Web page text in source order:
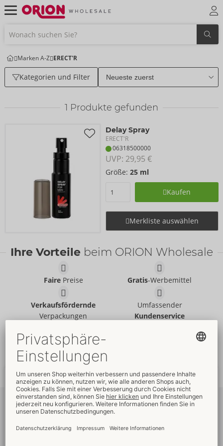
Marken A-Z ERECT'R
Kategorien und Filter
1 Produkte gefunden
Delay Spray
ERECT'R
06318500000
UVP: 29,95 €
Größe: 25 ml
Kaufen
Merkliste auswählen
Ihre Vorteile beim ORION Wholesale
FairePreise Gratis-Werbemittel
Verkaufsfördernde
Verpackungen
Umfassender
Kundenservice
Schnelle weltweite
Lieferung
Newsletterabonnieren
Um unseren Newsletter zu abonnieren, melden Sie sich bitte im